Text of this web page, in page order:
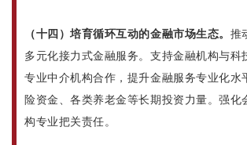
（十四）培育循环互动的金融市场生态。 推
多元化接力式金融服务。支持金融机构与
专业中介机构合作，提升金融服务专业化
险资金、各类养老金等长期投资力量。强
构专业把关责任。